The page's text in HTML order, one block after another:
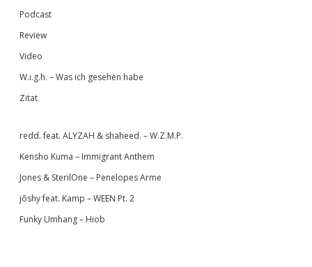
Podcast
Review
Video
W.i.g.h. – Was ich gesehen habe
Zitat
redd. feat. ALYZAH & shaheed. – W.Z.M.P.
Kensho Kuma – Immigrant Anthem
Jones & SterilOne – Penelopes Arme
jōshy feat. Kamp – WEEN Pt. 2
Funky Umhang – Hiob